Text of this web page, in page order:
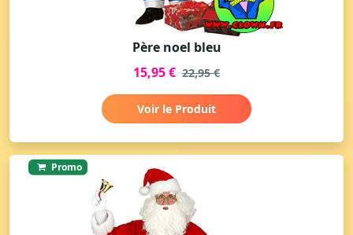
Père noel bleu
15,95 € 22,95 €
Voir le Produit
Promo